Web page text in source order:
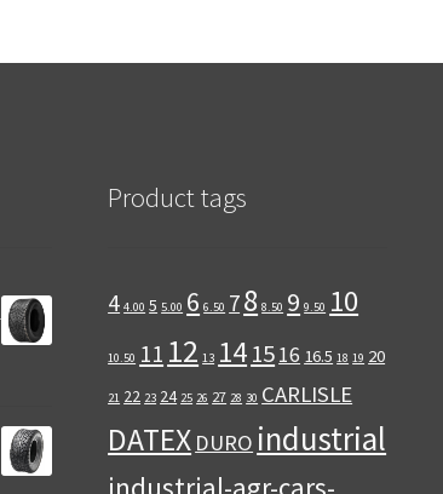
Product tags
4 4.00 5 5.00 6 6.50 78 8.50 9 9.50 10
10.50 11 12 13 141516 16.5 18 19 20
21 22 23 24 25 26 27 28 30 CARLISLE
DATEX DURO industrial
industrial-agr-cars-